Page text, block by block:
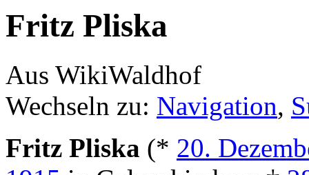
Fritz Pliska
Aus WikiWaldhof
Wechseln zu: Navigation,
Fritz Pliska (* 20.